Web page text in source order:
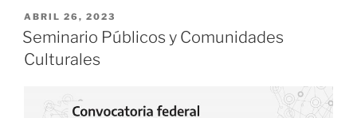
públicos
Cultural
PUBLICADO
EL
ABRIL 26, 2023
Seminario Públicos y Comunidades
Culturales